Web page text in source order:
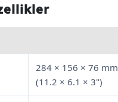
284 × 156 × 76 mm
(11.2 × 6.1 × 3")